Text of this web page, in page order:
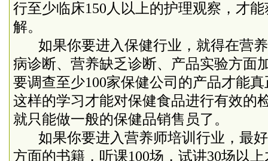
行至少临床150 人以上的护理观察，才
解。
如果你要进入保健行业，就得在营
病诊断、营养缺乏诊断、产品实验方面
要调查至少100家保健公司的产品才能
这样的学习才能对保健食品进行有效的
就只能做一般的保健品销售员了。
如果你要进入营养师培训行业，最
方面的书籍，听课100场，试讲30场以上